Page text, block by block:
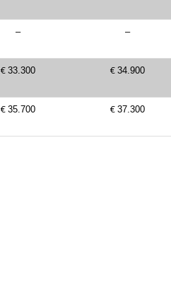
– –
€33.300 €34.900
€35.700 €37.300